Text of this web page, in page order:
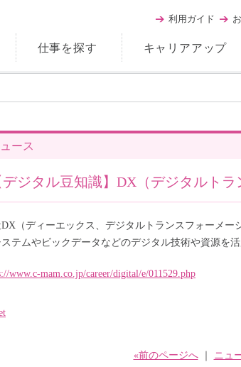
仕事を探す キャリアアップ
利用ガイド
ース
ジタル豆知識】DX（デジタルト
（ディーエックス、デジタルトランスフォーメー
テムやビックデータなどのデジタル技術や資源を
www.c-mam.co.jp/career/digital/e/011529.php
«前のページへ｜ ニュ